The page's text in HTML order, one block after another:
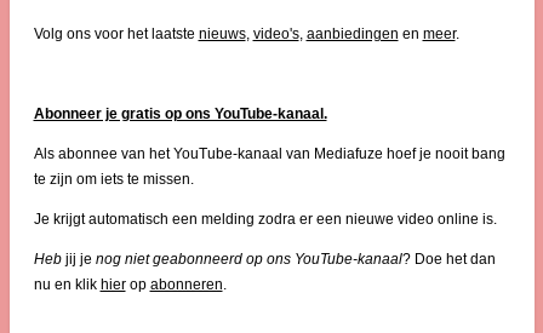
Volg ons voor het laatste nieuws, video's, aanbiedingen en meer.
Abonneer je gratis op ons YouTube-kanaal.
Als abonnee van het YouTube-kanaal van Mediafuze hoef je nooit bang
te zijn om iets te missen.
Je krijgt automatisch een melding zodra er een nieuwe video online is.
Hebjij je nog niet geabonneerd op ons YouTube-kanaal? Doe het dan
nu en klik hierop abonneren.